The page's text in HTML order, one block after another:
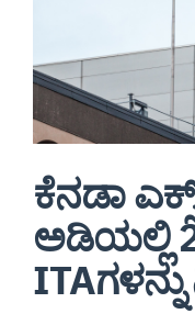
ಕೆನಡಾ
ಅಡಿಯಲ್ಲಿ